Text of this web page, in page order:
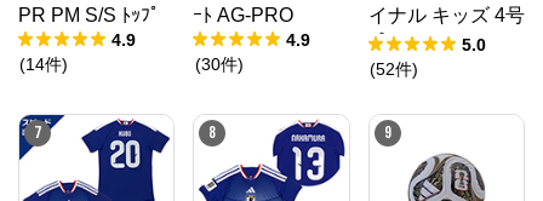
PR PM S/S ﾄｯﾌﾟ
4.9
(14件)
ｰﾄ AG-PRO
4.9
(30件)
イナル キッズ 4号
球
5.0
(52件)
7 8 9